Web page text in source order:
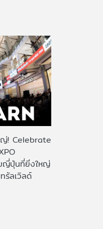
! Celebrate
ญี่ปุ่นที่ยิ่งใหญ่
รัลเวิลด์